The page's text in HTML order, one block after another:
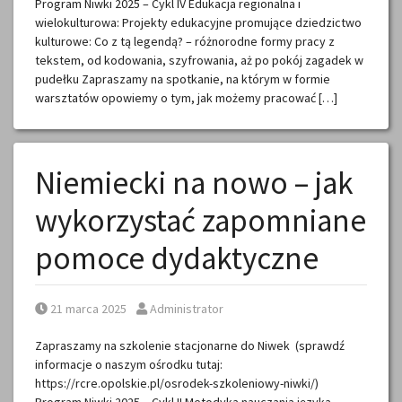
Program Niwki 2025 – Cykl IV Edukacja regionalna i
wielokulturowa: Projekty edukacyjne promujące dziedzictwo
kulturowe: Co z tą legendą? – różnorodne formy pracy z
tekstem, od kodowania, szyfrowania, aż po pokój zagadek w
pudełku Zapraszamy na spotkanie, na którym w formie
warsztatów opowiemy o tym, jak możemy pracować […]
Niemiecki na nowo – jak
wykorzystać zapomniane
pomoce dydaktyczne
Posted on
21 marca 2025 Posted by
Administrator
Zapraszamy na szkolenie stacjonarne do Niwek (sprawdź
informacje o naszym ośrodku tutaj:
https://rcre.opolskie.pl/osrodek-szkoleniowy-niwki/)